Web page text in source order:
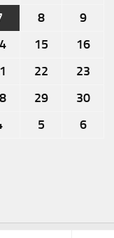
8
9
15
16
22
23
29
30
5 6